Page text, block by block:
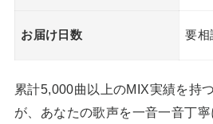
お届け日数 要相
累計5,000曲以上のMIX実績を持
が、あなたの歌声を一音一音丁